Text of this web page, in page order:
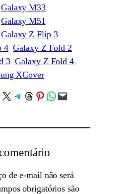
Galaxy M33
Galaxy M51
Galaxy Z Flip 3
4 Galaxy Z Fold 2
3 Galaxy Z Fold 4
XCover
Facebook
Share on X Share on Telegram
Share on Threads
Share on Pinterest
Share on WhatsApp
Email this Page
de e-mail não será
obrigatórios são